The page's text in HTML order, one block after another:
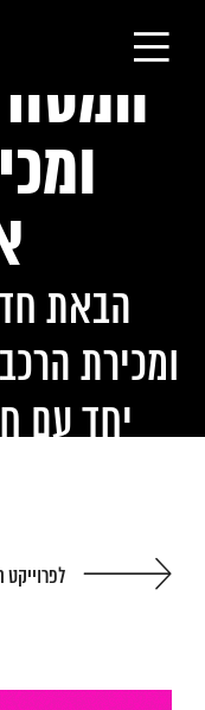
ראשי
מסלולי
הבוגרים
עלינו
המגזין
יצירת קשר
הבאת
ומכירת
יחד עם
לפרוייקט